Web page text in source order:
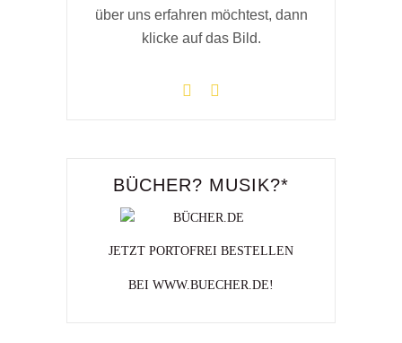
über uns erfahren möchtest, dann
klicke auf das Bild.
BÜCHER? MUSIK?*
JETZT PORTOFREI BESTELLEN
BEI WWW.BUECHER.DE!